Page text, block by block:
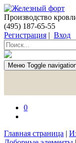
Производство
(495) 187-65-55
Регистрация | Вход
Меню Toggle
0
Главная страница |